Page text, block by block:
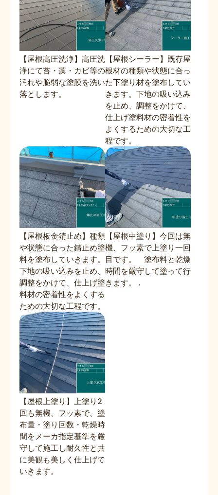
【屋根高圧洗浄】高圧洗
浄にて苔・藻・カビ等の
汚れや脆弱な塗膜を洗い
落とします。
【屋根シーラー】既存屋
根材の種類や状態に合っ
た下塗り材を塗布してい
きます。下地の吸い込み
を止め、調整をかけて、
仕上げ塗料材の密着性を
よくするための大切な工
程です。
【屋根板金錆止め】種類
や状態に合った錆止め塗
料を塗布していきます。
下地の吸い込みを止め、
調整をかけて、仕上げ塗
料材の密着性をよくする
ための大切な工程です。
【屋根中塗り】今回は無
機、フッ素で上塗り一回
目です。 塗布料と乾燥
時間を厳守して塗って行
きます。 .
【屋根上塗り】上塗り2
回も無機、フッ素で、塗
布量・塗り回数・乾燥時
間をメーカ指定基準を厳
守して施工し耐久性と共
に美観も美しく仕上げて
いきます。